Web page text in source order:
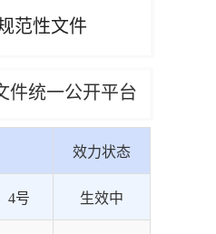
范性文件
件统一公开平台
效力状态
4号 生效中